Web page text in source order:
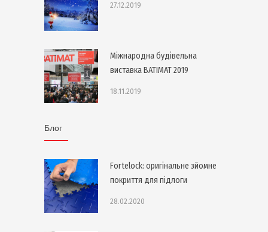
27.12.2019
Міжнародна будівельна
виставка BATIMAT 2019
18.11.2019
Блог
Fortelock: оригінальне зйомне
покриття для підлоги
28.02.2020